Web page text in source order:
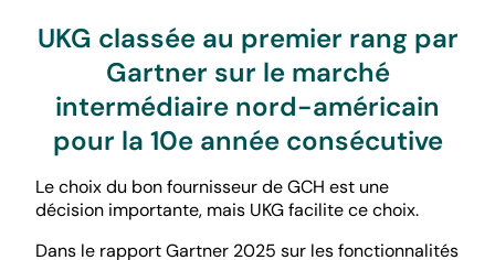
UKG classée au premier rang par
Gartner sur le marché
intermédiaire nord-américain
pour la 10e année consécutive
Le choix du bon fournisseur de GCH est une
décision importante, mais UKG facilite ce choix.
Dans le rapport Gartner 2025 sur les fonctionnalités